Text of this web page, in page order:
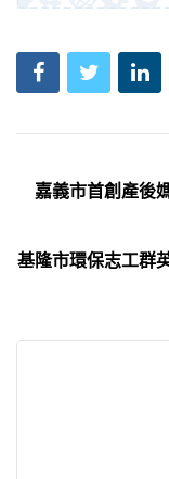
嘉義市首創產後
基隆市環保志工群